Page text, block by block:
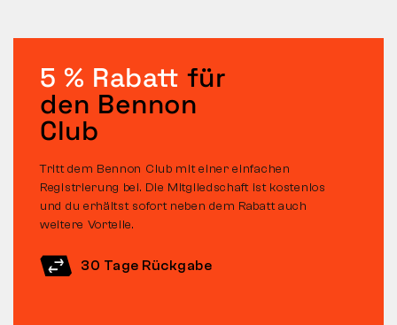
5 % Rabatt für
den Bennon
Club
Tritt dem Bennon Club mit einer einfachen
Registrierung bei. Die Mitgliedschaft ist kostenlos
und du erhältst sofort neben dem Rabatt auch
weitere Vorteile.
30 Tage Rückgabe